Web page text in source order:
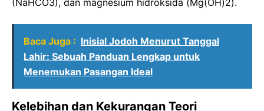
Baca Juga : Inisial Jodoh Menurut Tanggal
Lahir: Sebuah Panduan Lengkap untuk
Menemukan Pasangan Ideal
Kelebihan dan Kekurangan Teori